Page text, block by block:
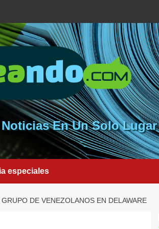
En Un Solo Lugar
especiales
DE VENEZOLANOS EN DELAWARE